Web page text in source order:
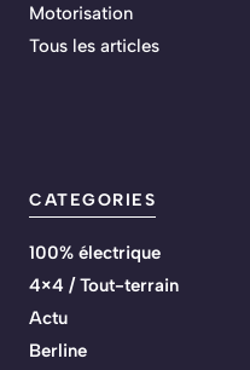
Motorisation
Tous les articles
CATEGORIES
100% électrique
4×4 / Tout-terrain
Actu
Berline